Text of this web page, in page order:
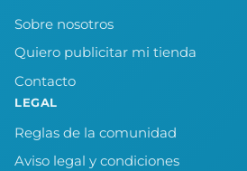
Sobre nosotros
Quiero publicitar mi tienda
Contacto
LEGAL
Reglas de la comunidad
Aviso legal y condiciones